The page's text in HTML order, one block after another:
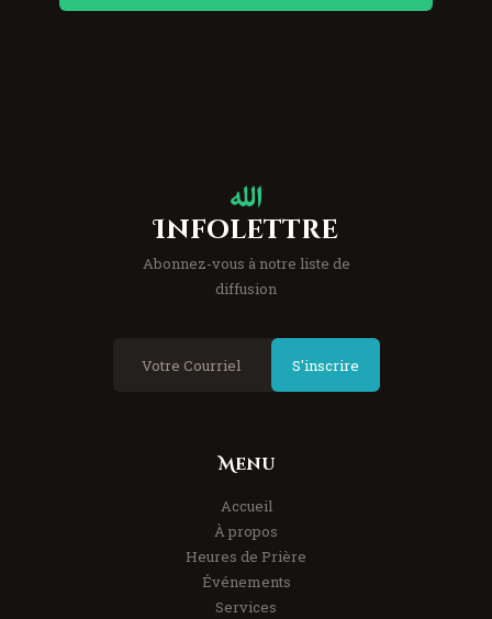
Infolettre
Abonnez-vous à notre liste de
diffusion
S'inscrire
Menu
Accueil
À propos
Heures de Prière
Événements
Services